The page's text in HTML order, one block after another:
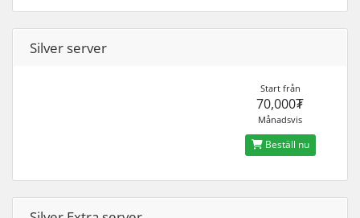
Silver server
Start från
70,000₮
Månadsvis
Beställ nu